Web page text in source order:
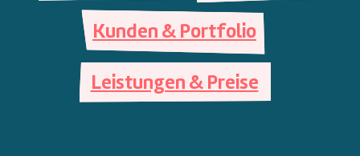
Kunden & Portfolio
Leistungen & Preise